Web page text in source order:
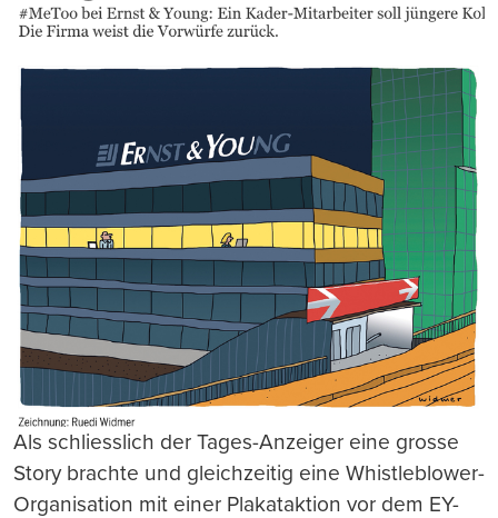
Als schliesslich der Tages-Anzeiger eine grosse
Story brachte und gleichzeitig eine Whistleblower-
Organisation mit einer Plakataktion vor dem EY-